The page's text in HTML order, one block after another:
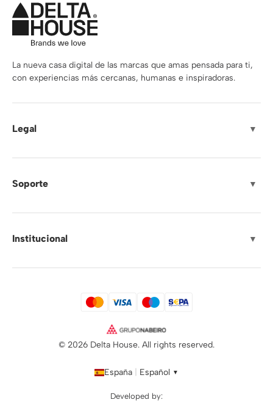
La nueva casa digital de las marcas que amas pensada para ti,
con experiencias más cercanas, humanas e inspiradoras.
Legal ▼
Soporte ▼
Institucional ▼
© 2026 Delta House. All rights reserved.
España Español ▼
Developed by: